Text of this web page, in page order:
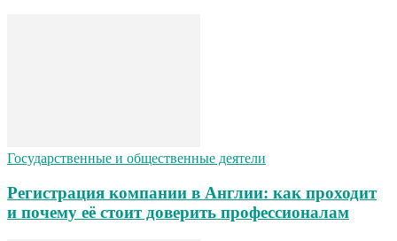
Государственные и общественные деятели
Регистрация компании в Англии: как проходит
и почему её стоит доверить профессионалам